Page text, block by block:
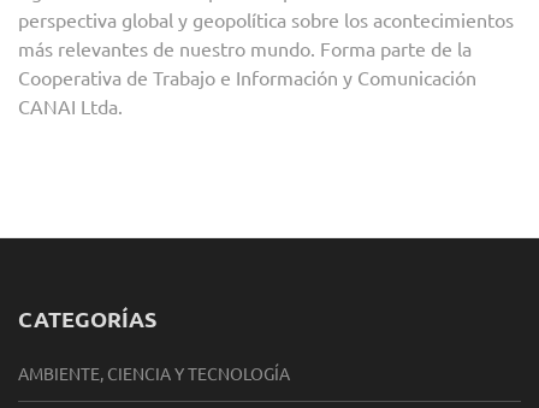
perspectiva global y geopolítica sobre los acontecimientos
más relevantes de nuestro mundo. Forma parte de la
Cooperativa de Trabajo e Información y Comunicación
CANAI Ltda.
CATEGORÍAS
AMBIENTE, CIENCIA Y TECNOLOGÍA